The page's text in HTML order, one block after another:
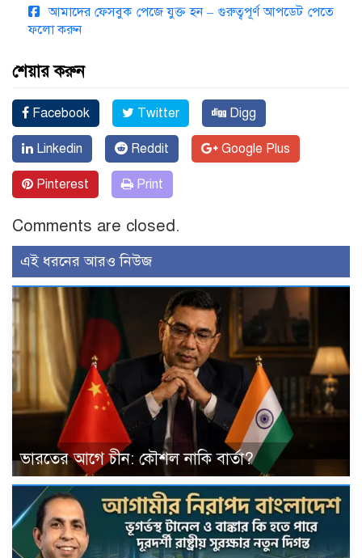
আমাদের ফেসবুক পেজে যুক্ত হন – গুরুত্বপূর্ণ আপডেট পেতে
ফলো করুন
শেয়ার করুন
Facebook Twitter Digg
Linkedin Reddit Google Plus
Pinterest Print
Comments are closed.
এই ধরনের আরও নিউজ
ভারতের আগে চীন: কৌশল নাকি বার্তা?